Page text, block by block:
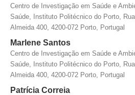
Centro de Investigação em Saúde e
Saúde, Instituto Politécnico do Porto,
Almeida 400, 4200-072 Porto, Portugal
Marlene Santos
Centro de Investigação em Saúde e
Saúde, Instituto Politécnico do Porto,
Almeida 400, 4200-072 Porto, Portugal
Patrícia Correia